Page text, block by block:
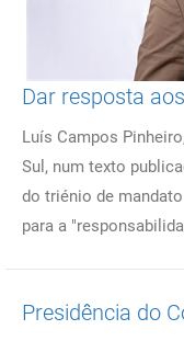
Dar resposta
Luís Campos
Sul, num texto
do triénio de
para a
Presidência do